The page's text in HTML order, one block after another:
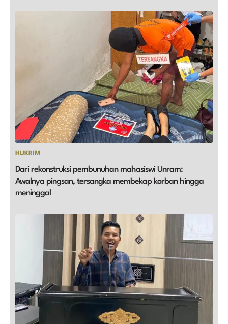
HUKRIM
Dari rekonstruksi pembunuhan mahasiswi Unram:
Awalnya pingsan, tersangka membekap korban hingga
meninggal